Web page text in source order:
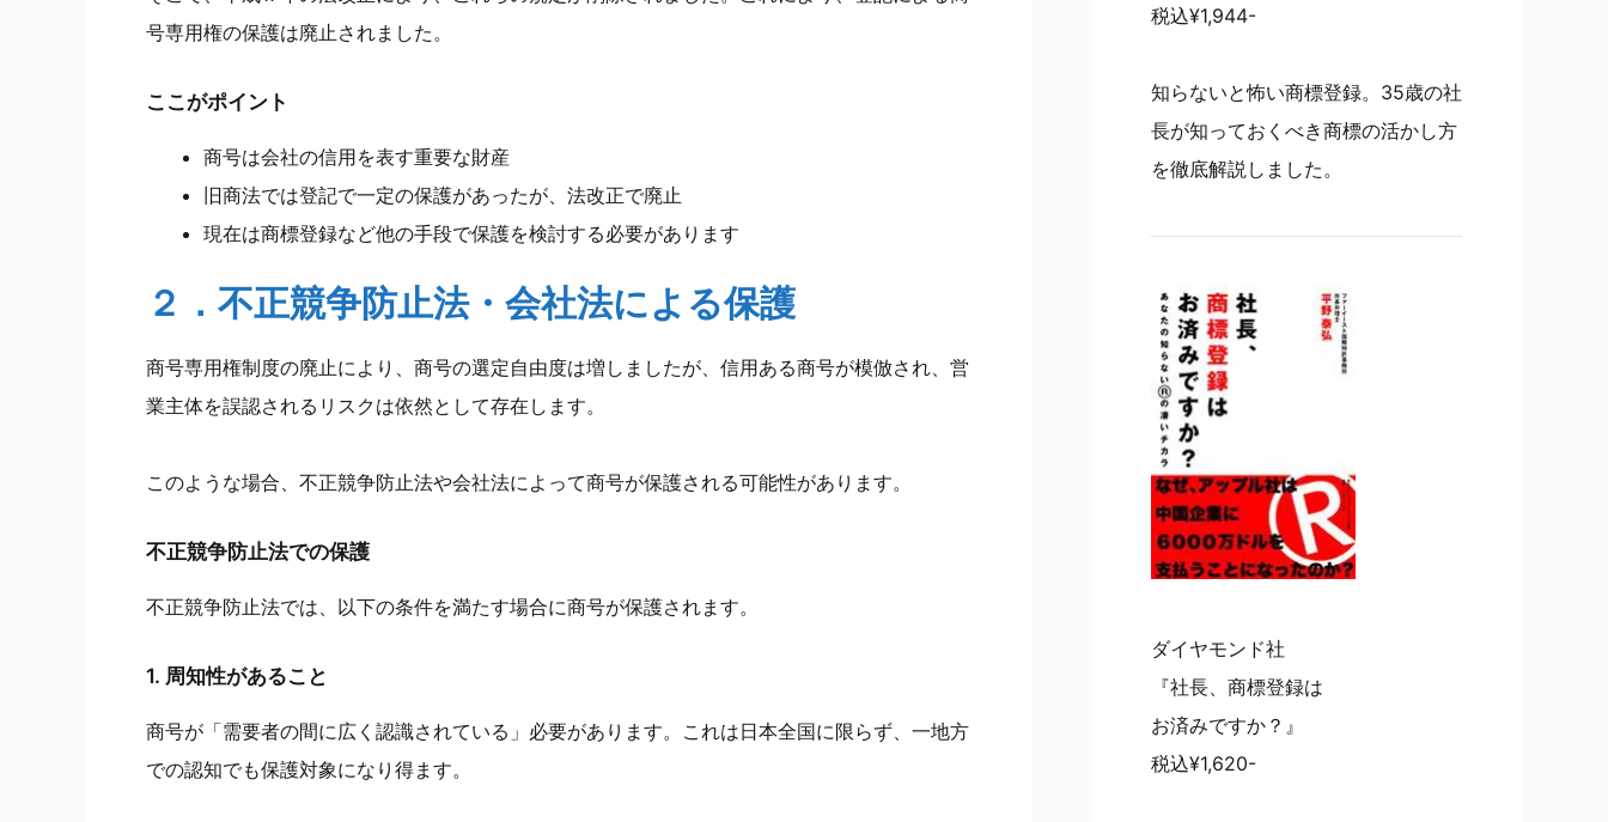
号専用権の保護は廃止されました。
ここがポイント
商号は会社の信用を表す重要な財産
旧商法では登記で一定の保護があったが、法改正で廃止
現在は商標登録など他の手段で保護を検討する必要があります
２．不正競争防止法・会社法による保護
商号専用権制度の廃止により、商号の選定自由度は増しましたが、信用ある商号が模倣され、営
業主体を誤認されるリスクは依然として存在します。
このような場合、不正競争防止法や会社法によって商号が保護される可能性があります。
不正競争防止法での保護
不正競争防止法では、以下の条件を満たす場合に商号が保護されます。
1. 周知性があること
商号が「需要者の間に広く認識されている」必要があります。これは日本全国に限らず、一地方
での認知でも保護対象になり得ます。
税込¥1,944-
知らないと怖い商標登録。35歳の社
長が知っておくべき商標の活かし方
を徹底解説しました。
ダイヤモンド社
『社長、商標登録は
お済みですか？』
税込¥1,620-